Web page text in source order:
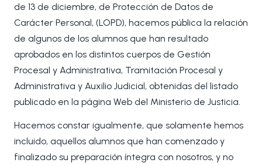
de 13 de diciembre, de Protección de Datos de
Carácter Personal, (LOPD), hacemos pública la relación
de algunos de los alumnos que han resultado
aprobados en los distintos cuerpos de Gestión
Procesal y Administrativa, Tramitación Procesal y
Administrativa y Auxilio Judicial, obtenidas del listado
publicado en la página Web del Ministerio de Justicia.
Hacemos constar igualmente, que solamente hemos
incluido, aquellos alumnos que han comenzado y
finalizado su preparación íntegra con nosotros, y no